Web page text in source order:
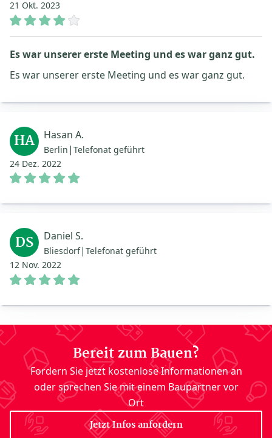
21 Okt. 2023
Es war unserer erste Meeting und es war ganz gut.
Es war unserer erste Meeting und es war ganz gut.
HA Hasan A.
Berlin | Telefonat geführt
24 Dez. 2022
DS Daniel S.
Bliesdorf| Telefonat geführt
12 Nov. 2022
Bereit zum Bauen?
Fordern Sie jetzt kostenlose Informationen an
oder sprechen Sie mit einem Baupartner vor
Ort
Jetzt Infos anfordern